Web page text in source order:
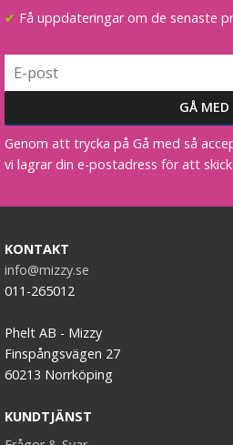
✔ Få uppdateringar om de senaste
Genom att trycka på Gå med så
vi lagrar din e-postadress för att
KONTAKT
info@mizzy.se
011-265012
Phelt AB - Mizzy
Finspångsvägen 27
60213 Norrköping
KUNDTJÄNST